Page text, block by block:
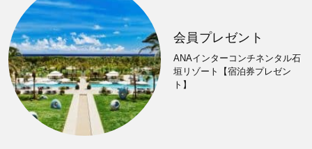
会員プレゼント
ANAインターコンチネンタル石
垣リゾート【宿泊券プレゼン
ト】